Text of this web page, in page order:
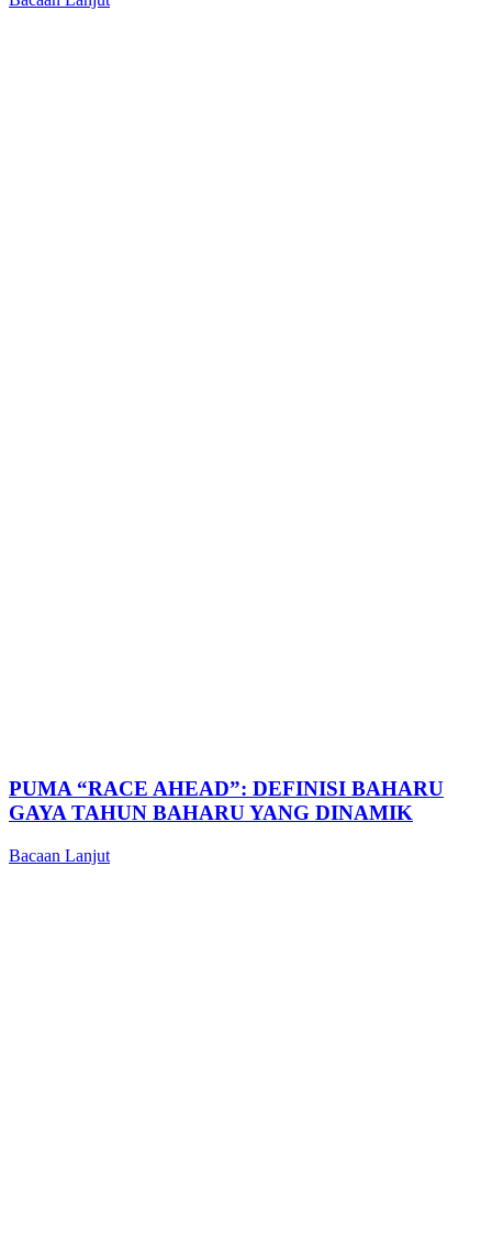
PUMA “RACE AHEAD”: DEFINISI BAHARU
GAYA TAHUN BAHARU YANG DINAMIK
Bacaan Lanjut